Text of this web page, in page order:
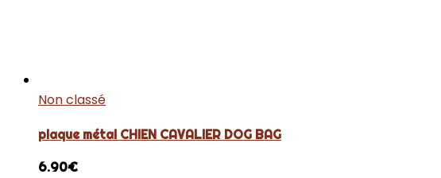
Non classé
plaque métal CHIEN CAVALIER DOG BAG
6.90€